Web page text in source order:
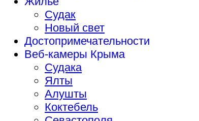
Судак
Новый свет
Достопримечательности
Веб-камеры Крыма
Судака
Ялты
Алушты
Коктебель